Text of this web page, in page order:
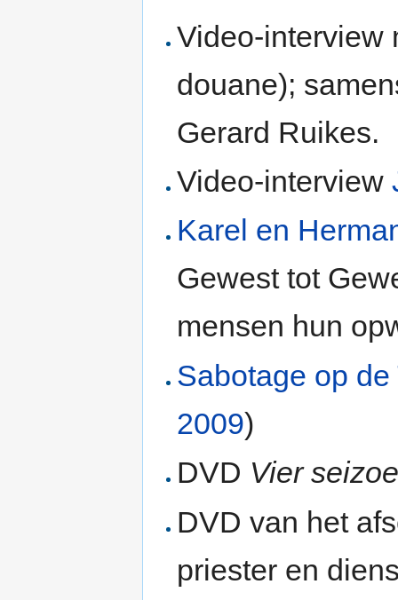
Video-interview
douane);
Gerard Ruikes.
Video-interview
Karel en
Gewest tot
mensen hun
Sabotage op
2009)
DVD Vier
DVD van het
priester en